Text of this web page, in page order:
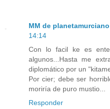
MM de planetamurciano
14:14
Con lo facil ke es
algunos...Hasta me
diplomático por un
Por cier; debe ser
moriría de puro mustio...
Responder